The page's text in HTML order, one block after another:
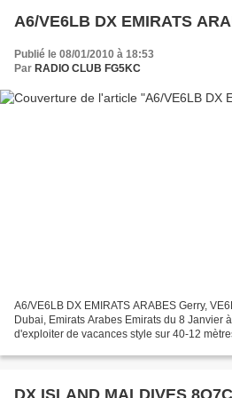
A6/VE6LB DX EMIRATS
Publié le 08/01/2010 à 18:53
Par RADIO CLUB FG5KC
A6/VE6LB DX EMIRATS ARABES Gerry,
Dubai, Emirats Arabes Emirats du 8 Janvier
d'exploiter de vacances style sur 40-12